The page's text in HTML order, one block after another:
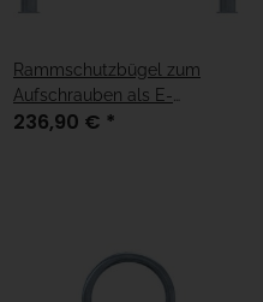
Rammschutzbügel zum
Aufschrauben als E-
Ladesäulenschutz verzinkt
236,90 € *